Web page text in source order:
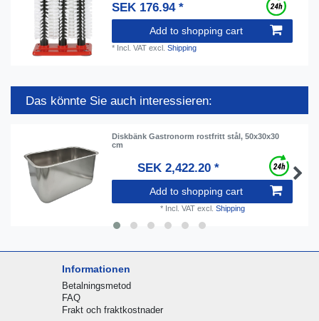
SEK 176.94 *
Add to shopping cart
* Incl. VAT excl.Shipping
Das könnte Sie auch interessieren:
Diskbänk Gastronorm rostfritt stål, 50x30x30
cm
SEK 2,422.20 *
Add to shopping cart
* Incl. VATexcl. Shipping
Informationen
Betalningsmetod
FAQ
Frakt och fraktkostnader